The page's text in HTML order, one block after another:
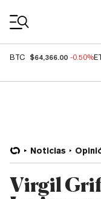
BTC $64,366.00 -0.50%
Noticias
Virgil